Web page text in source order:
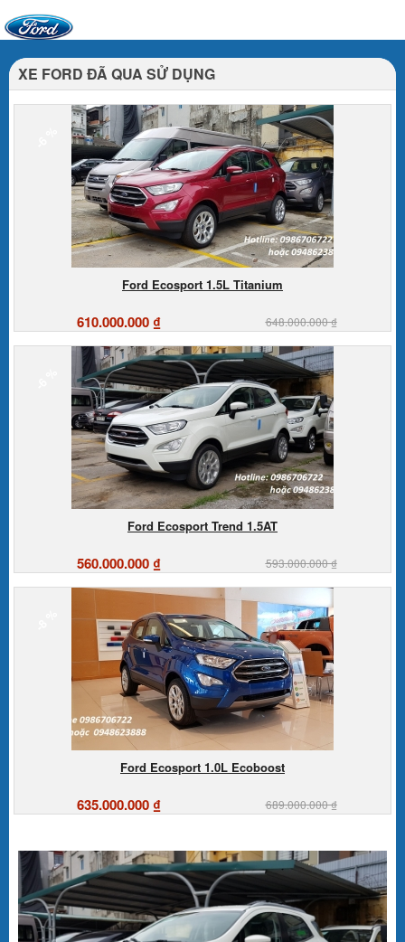
XE FORD ĐÃ QUA SỬ DỤNG
Ford Ecosport 1.5L Titanium
610.000.000 ₫ 648.000.000 ₫
Ford Ecosport Trend 1.5AT
560.000.000 ₫ 593.000.000 ₫
Ford Ecosport 1.0L Ecoboost
635.000.000 ₫ 689.000.000 ₫